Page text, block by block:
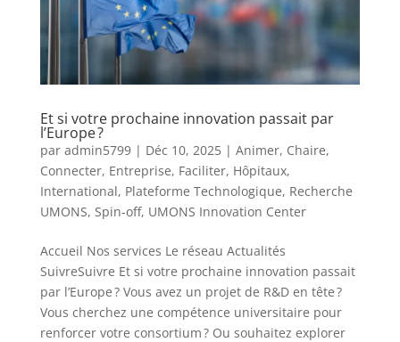
Et si votre prochaine innovation passait par
l’Europe ?
par admin5799| Déc 10, 2025| Animer, Chaire,
Connecter, Entreprise, Faciliter, Hôpitaux,
International, Plateforme Technologique, Recherche
UMONS, Spin-off, UMONS Innovation Center
Accueil Nos services Le réseau Actualités
SuivreSuivre Et si votre prochaine innovation passait
par l’Europe ? Vous avez un projet de R&D en tête ?
Vous cherchez une compétence universitaire pour
renforcer votre consortium ? Ou souhaitez explorer